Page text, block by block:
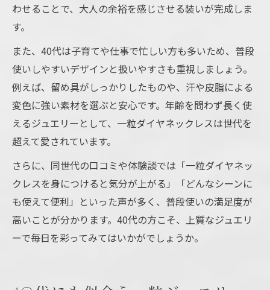
わせることで、大人の余裕を感じさせる装いが完成しま
す。
また、40代は子育てや仕事で忙しい方も多いため、普段
使いしやすいデザインと扱いやすさも重視しましょう。
例えば、留め具がしっかりしたものや、汗や皮脂による
変色に強い素材を選ぶと安心です。年齢を問わず長く使
えるジュエリーとして、一粒ダイヤネックレスは世代を
超えて愛されています。
さらに、同世代の口コミや体験談では「一粒ダイヤネッ
クレスを身につけると気分が上がる」「どんなシーンに
も使えて便利」といった声が多く、普段使いの満足度が
高いことが分かります。40代の方こそ、上質なジュエリ
ーで毎日を彩ってみてはいかがでしょうか。